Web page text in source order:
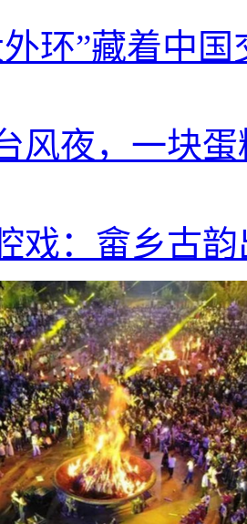
环”藏着中
风夜，一块
戏：畲乡古